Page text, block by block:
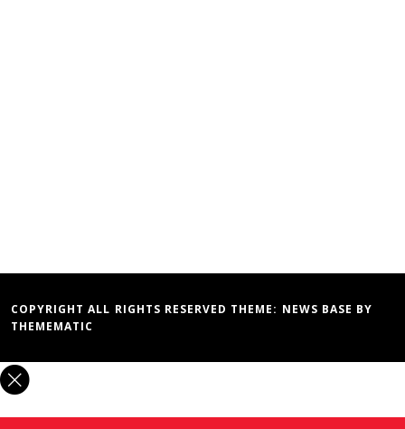
COPYRIGHT ALL RIGHTS RESERVED THEME: NEWS BASE BY
THEMEMATIC